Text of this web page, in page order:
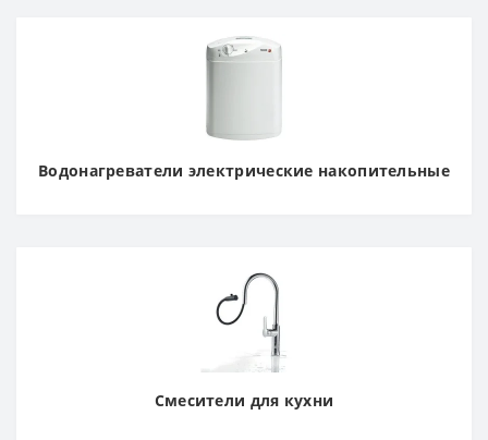
Водонагреватели электрические накопительные
Смесители для кухни